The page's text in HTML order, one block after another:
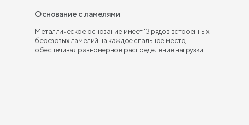
Основание с ламелями
Металлическое основание имеет 13 рядов встроенных
березовых ламелий на каждое спальное место,
обеспечивая равномерное распределение нагрузки.